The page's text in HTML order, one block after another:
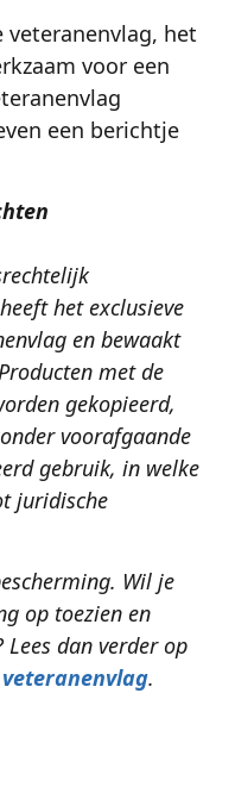
veteranenvlag, het
voor een
een berichtje
het exclusieve
en bewaakt
met de
gekopieerd,
voorafgaande
gebruik, in welke
juridische
Wil je
op toezien en
dan verder op
.